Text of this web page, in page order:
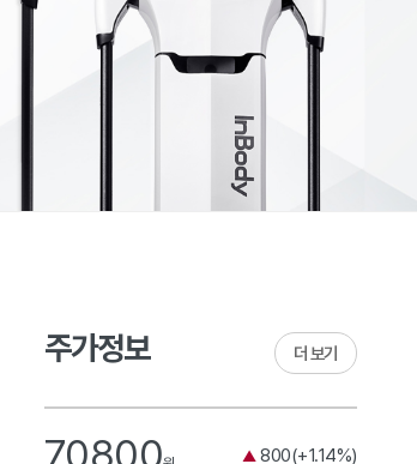
주가정보
70800 ▲ 800(+1.14%)
더 보기